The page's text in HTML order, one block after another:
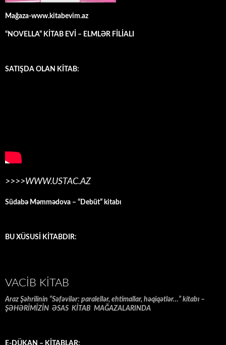
Mağaza-www.kitabevim.az
“NOVELLA” KİTAB EVİ – ELMLƏR FİLİALI
SATIŞDA OLAN KİTAB:
>>>>WWW.USTAC.AZ
Südabə Məmmədova – “Debüt” kitabı
BU XÜSUSİ KİTABDIR:
VACIB KITAB
Araz Şəhrilinin “Səfəvilər: paralellər, ehtimallar, həqiqətlər…” kitabı –
ŞƏHƏRİMİZİN ƏSAS KİTAB MAĞAZALARINDA